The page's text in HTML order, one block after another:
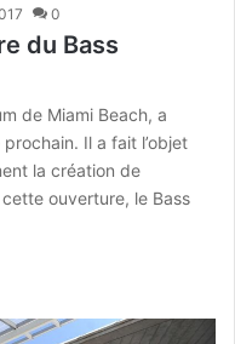
0
du Bass
de Miami Beach, a
Il a fait l’objet
la création de
ouverture, le Bass